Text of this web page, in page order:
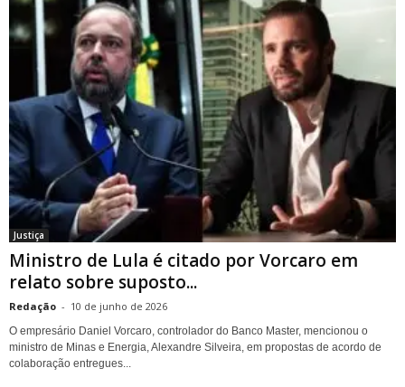
Justiça
Ministro de Lula é citado por Vorcaro em
relato sobre suposto...
Redação - 10 de junho de 2026
O empresário Daniel Vorcaro, controlador do Banco Master, mencionou o
ministro de Minas e Energia, Alexandre Silveira, em propostas de acordo de
colaboração entregues...